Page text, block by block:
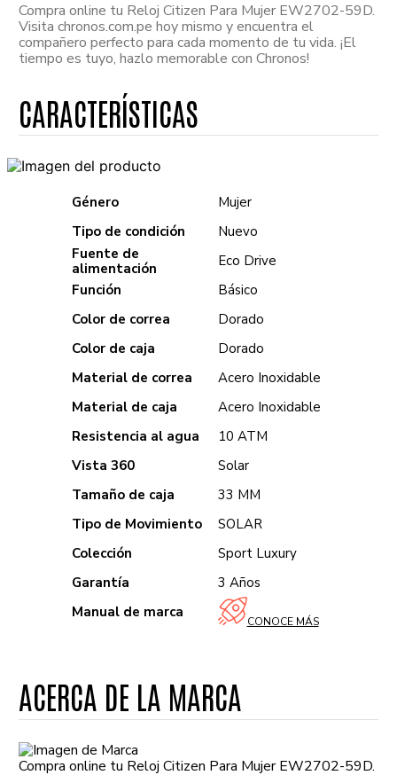
Compra online tu Reloj Citizen Para Mujer EW2702-59D.
Visita chronos.com.pe hoy mismo y encuentra el
compañero perfecto para cada momento de tu vida. ¡El
tiempo es tuyo, hazlo memorable con Chronos!
Género
Mujer
Tipo de condición
Nuevo
Fuente de
alimentación
Eco Drive
Función
Básico
Color de correa
Dorado
Color de caja
Dorado
Material de correa
Acero Inoxidable
Material de caja
Acero Inoxidable
Resistencia al agua
10 ATM
Vista 360
Solar
Tamaño de caja
33 MM
Tipo de Movimiento
SOLAR
Colección
Sport Luxury
Garantía
3 Años
Manual de marca
CONOCE MÁS
ACERCA DE LA MARCA
Compra online tu Reloj Citizen Para Mujer EW2702-59D.